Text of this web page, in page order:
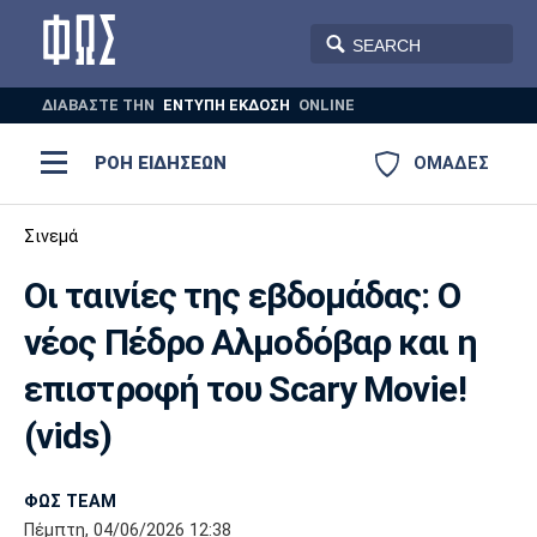
ΔΙΑΒΑΣΤΕ THN ΕΝΤΥΠΗ ΕΚΔΟΣΗ ONLINE
ΟΜΑΔΕΣ
ΡΟΗ ΕΙΔΗΣΕΩΝ
ΠΟΛΟ ΣΠΟΡ
AUTO-MOTO PLUS
Ποδόσφαιρο
Super League 1
Super League 2
Γ Εθνική
Μπάσκετ
Ελλάδα
Εθνική
Ολυμπιακοί Αγώνες
Βόλεϊ
Ολυμπιακός ΑΕΚ ΠΑΟΚ
Σινεμά
Οι ταινίες της εβδομάδας: Ο
νέος Πέδρο Αλμοδόβαρ και η
επιστροφή του Scary Movie!
(vids)
ΦΩΣ TEAM
Πέμπτη, 04/06/2026 12:38